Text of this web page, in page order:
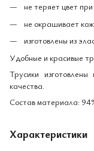
не теряет цвет
не окрашивает
изготовлены из
Удобные и красивые
Трусики
качества.
Состав материала:
Характеристики